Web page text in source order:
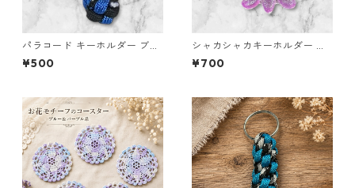
パラコード キーホルダー ブル
ー ブラック 編み込み s31
¥500
シャカシャカキーホルダー く
らげ レジン キーホルダー パー
プル ビーズ チャーム付き かわ
ズ レディース プレゼント 雑貨
ゆめかわ ギフト
¥700